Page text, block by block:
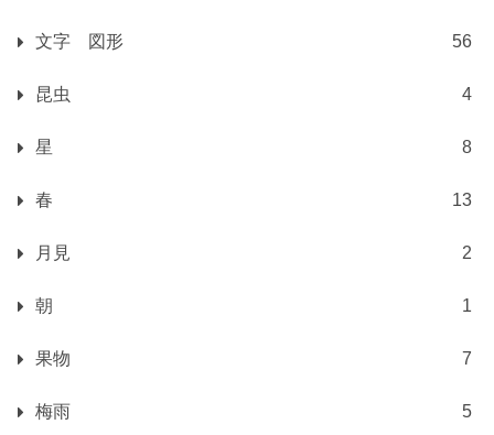
文字 図形 56
昆虫 4
星 8
春 13
月見 2
朝 1
果物 7
梅雨 5